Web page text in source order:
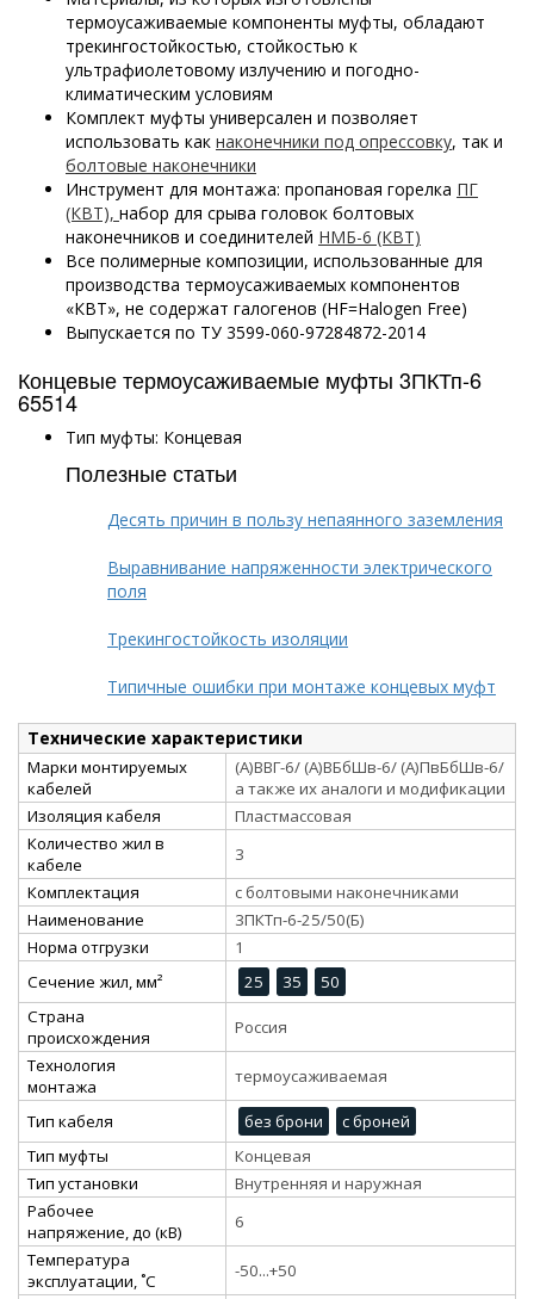
термоусаживаемые компоненты муфты, обладают
трекингостойкостью, стойкостью к
ультрафиолетовому излучению и погодно-
климатическим условиям
Комплект муфты универсален и позволяет
использовать как наконечники под опрессовку, так и
болтовые наконечники
Инструмент для монтажа: пропановая горелка ПГ
(КВТ), набор для срыва головок болтовых
наконечников и соединителей НМБ-6 (КВТ)
Все полимерные композиции, использованные для
производства термоусаживаемых компонентов
«КВТ», не содержат галогенов (HF=Halogen Free)
Выпускается по ТУ 3599-060-97284872-2014
Концевые термоусаживаемые муфты 3ПКТп-6
65514
Тип муфты: Концевая
Полезные статьи
Десять причин в пользу непаянного заземления
Выравнивание напряженности электрического
поля
Трекингостойкость изоляции
Типичные ошибки при монтаже концевых муфт
Технические характеристики
Марки монтируемых
кабелей
(А)ВВГ-6/ (А)ВБбШв-6/ (А)ПвБбШв-6/
а также их аналоги и модификации
Изоляция кабеля
Пластмассовая
Количество жил в
кабеле
3
Комплектация
с болтовыми наконечниками
Наименование
3ПКТп-6-25/50(Б)
Норма отгрузки
1
Сечение жил, мм²
25 35
50
Страна
происхождения
Россия
Технология
монтажа
термоусаживаемая
Тип кабеля без брони
с броней
Тип муфты
Концевая
Тип установки
Внутренняя и наружная
Рабочее
напряжение, до (кВ)
6
Температура
эксплуатации, ˚С
-50...+50